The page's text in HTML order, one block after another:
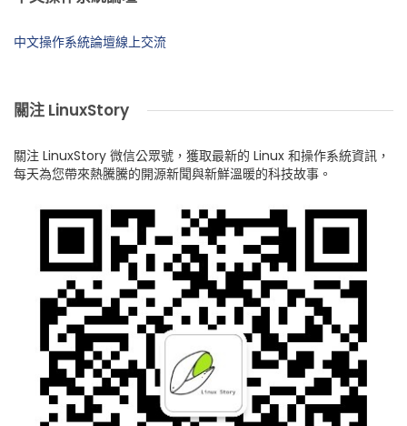
中文操作系統論壇線上交流
關注 LinuxStory
關注 LinuxStory 微信公眾號，獲取最新的 Linux 和操作系統資訊，
每天為您帶來熱騰騰的開源新聞與新鮮溫暖的科技故事。